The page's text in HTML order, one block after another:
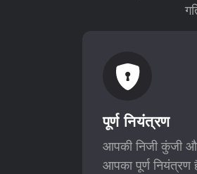
पूर्ण नियंत्रण
आपकी निजी कुंजी
आपका पूर्ण नियंत्रण